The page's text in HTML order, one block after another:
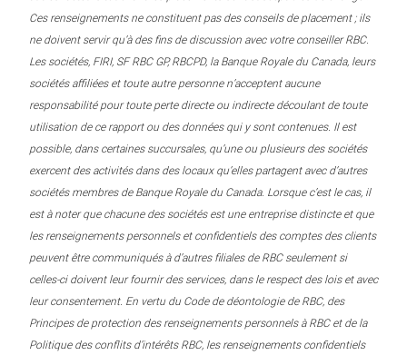
Ces renseignements ne constituent pas des conseils de placement ; ils
ne doivent servir qu’à des fins de discussion avec votre conseiller RBC.
Les sociétés, FIRI, SF RBC GP, RBCPD, la Banque Royale du Canada, leurs
sociétés affiliées et toute autre personne n’acceptent aucune
responsabilité pour toute perte directe ou indirecte découlant de toute
utilisation de ce rapport ou des données qui y sont contenues. Il est
possible, dans certaines succursales, qu’une ou plusieurs des sociétés
exercent des activités dans des locaux qu’elles partagent avec d’autres
sociétés membres de Banque Royale du Canada. Lorsque c’est le cas, il
est à noter que chacune des sociétés est une entreprise distincte et que
les renseignements personnels et confidentiels des comptes des clients
peuvent être communiqués à d’autres filiales de RBC seulement si
celles-ci doivent leur fournir des services, dans le respect des lois et avec
leur consentement. En vertu du Code de déontologie de RBC, des
Principes de protection des renseignements personnels à RBC et de la
Politique des conflits d’intérêts RBC, les renseignements confidentiels